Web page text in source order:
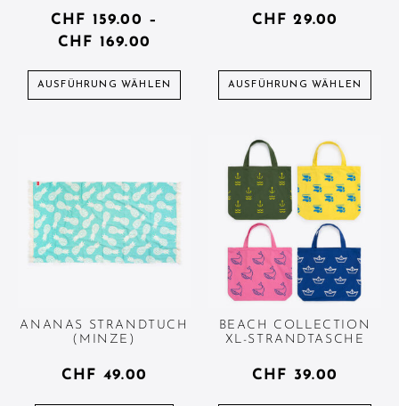
CHF 159.00 –
CHF 169.00
AUSFÜHRUNG WÄHLEN
CHF 29.00
AUSFÜHRUNG WÄHLEN
ANANAS STRANDTUCH
(MINZE)
CHF 49.00
BEACH COLLECTION
XL-STRANDTASCHE
CHF 39.00